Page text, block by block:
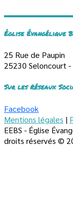
Église Évangélique
25 Rue de Paupin
25230 Seloncourt -
Sur les Réseaux
Facebook
Mentions légales |
EEBS - Église
droits réservés ©